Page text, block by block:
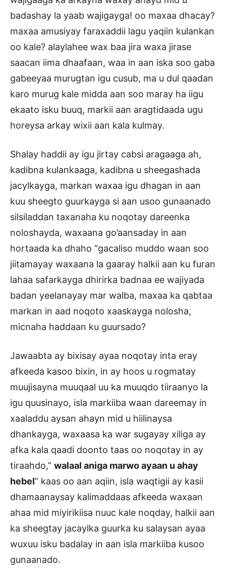
badashay la yaab wajigayga! oo maxaa dhacay?
maxaa amusiyay faraxaddii lagu yaqiin kulankan
oo kale? alaylahee wax baa jira waxa jirase
saacan iima dhaafaan, waa in aan iska soo gaba
gabeeyaa murugtan igu cusub, ma u dul qaadan
karo murug kale midda aan soo maray ha iigu
ekaato isku buuq, markii aan aragtidaada ugu
horeysa arkay wixii aan kala kulmay.
Shalay haddii ay igu jirtay cabsi aragaaga ah,
kadibna kulankaaga, kadibna u sheegashada
jacylkayga, markan waxaa igu dhagan in aan
kuu sheegto guurkayga si aan usoo gunaanado
silsiladdan taxanaha ku noqotay dareenka
noloshayda, waxaana go’aansaday in aan
hortaada ka dhaho “gacaliso muddo waan soo
jiitamayay waxaana la gaaray halkii aan ku furan
lahaa safarkayga dhirirka badnaa ee wajiyada
badan yeelanayay mar walba, maxaa ka qabtaa
markan in aad noqoto xaaskayga nolosha,
micnaha haddaan ku guursado?
Jawaabta ay bixisay ayaa noqotay inta eray
afkeeda kasoo bixin, in ay hoos u rogmatay
muujisayna muuqaal uu ka muuqdo tiiraanyo la
igu quusinayo, isla markiiba waan dareemay in
xaaladdu aysan ahayn mid u hiilinaysa
dhankayga, waxaasa ka war sugayay xiliga ay
afka kala qaadi doonto taas oo noqotay in ay
tiraahdo,” walaal aniga marwo ayaan u ahay
hebel” kaas oo aan aqiin, isla waqtigii ay kasii
dhamaanaysay kalimaddaas afkeeda waxaan
ahaa mid miyirikiisa nuuc kale noqday, halkii aan
ka sheegtay jacaylka guurka ku salaysan ayaa
wuxuu isku badalay in aan isla markiiba kusoo
gunaanado.